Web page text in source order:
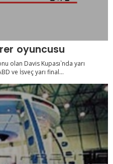
oyuncusu
olan Davis Kupası`nda yarı
ve İsveç yarı final...